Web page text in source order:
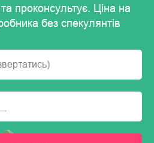
проконсультує. Ціна на
без спекулянтів